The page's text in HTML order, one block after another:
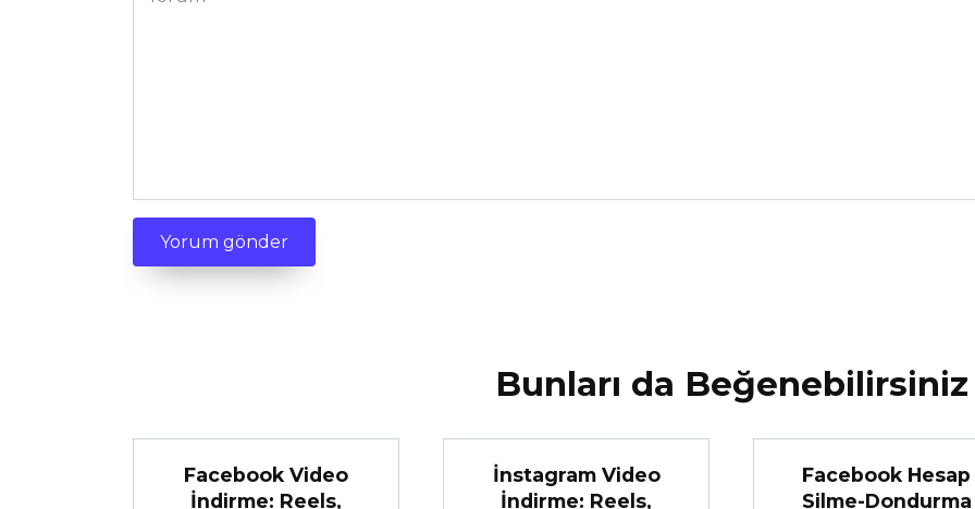
Bunları da Beğenebilirsiniz
Facebook Video
İndirme: Reels,
İnstagram Video
İndirme: Reels,
Facebook Hesap
Silme-Dondurma